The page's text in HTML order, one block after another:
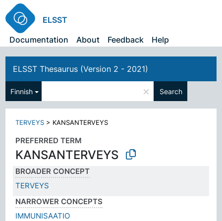
ELSST
Documentation
About Feedback Help
ELSST Thesaurus (Version 2 - 2021)
Finnish × Search
TERVEYS > KANSANTERVEYS
PREFERRED TERM
KANSANTERVEYS
BROADER CONCEPT
TERVEYS
NARROWER CONCEPTS
IMMUNISAATIO